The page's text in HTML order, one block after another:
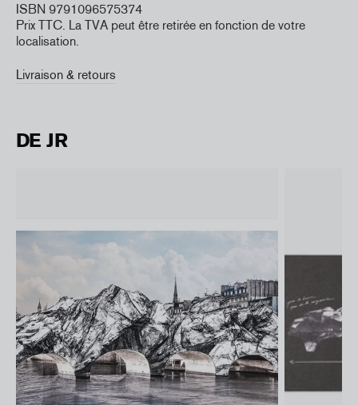
ISBN 9791096575374
Prix TTC. La TVA peut être retirée en fonction de votre
localisation.
Livraison & retours
DE JR